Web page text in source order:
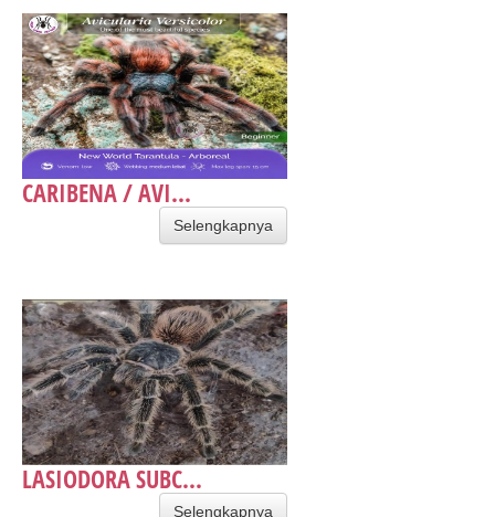
CARIBENA / AVI...
Selengkapnya
LASIODORA SUBC...
Selengkapnya